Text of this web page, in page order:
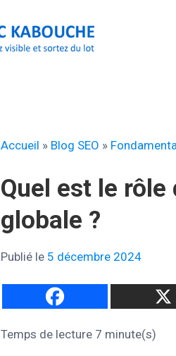
Frédéric
Accueil » Blog SEO »
Quel est le
globale ?
Publié le 5 décembre 2024
Temps de lecture 7 minute(s)